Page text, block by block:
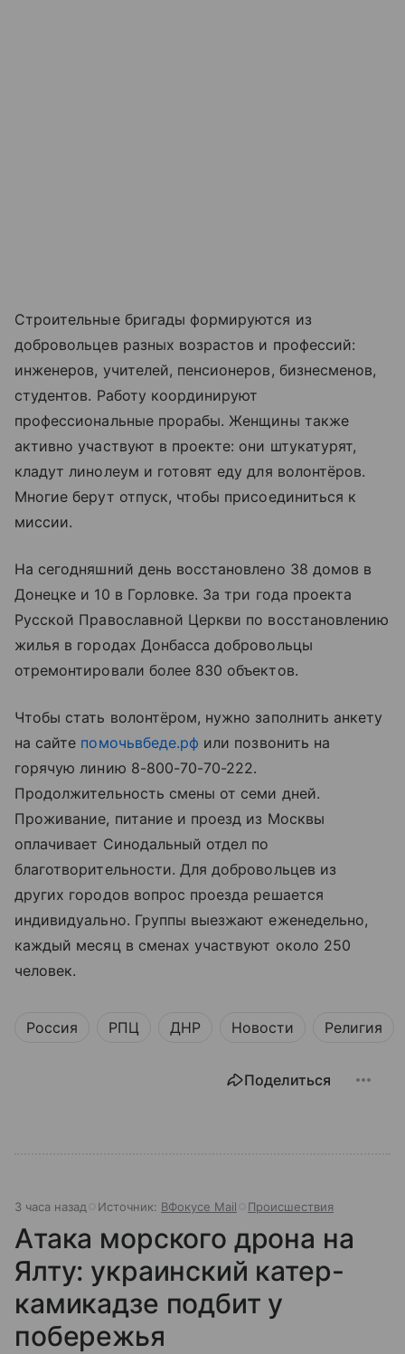
Строительные бригады формируются из
добровольцев разных возрастов и профессий:
инженеров, учителей, пенсионеров, бизнесменов,
студентов. Работу координируют
профессиональные прорабы. Женщины также
активно участвуют в проекте: они штукатурят,
кладут линолеум и готовят еду для волонтёров.
Многие берут отпуск, чтобы присоединиться к
миссии.
На сегодняшний день восстановлено 38 домов в
Донецке и 10 в Горловке. За три года проекта
Русской Православной Церкви по восстановлению
жилья в городах Донбасса добровольцы
отремонтировали более 830 объектов.
Чтобы стать волонтёром, нужно заполнить анкету
на сайте помочьвбеде.рф или позвонить на
горячую линию 8-800-70-70-222.
Продолжительность смены от семи дней.
Проживание, питание и проезд из Москвы
оплачивает Синодальный отдел по
благотворительности. Для добровольцев из
других городов вопрос проезда решается
индивидуально. Группы выезжают еженедельно,
каждый месяц в сменах участвуют около 250
человек.
Россия РПЦ ДНР Новости Религия
Поделиться
3 часа назад Источник: ВФокусе Mail Происшествия
Атака морского дрона на
Ялту: украинский катер-
камикадзе подбит у
побережья